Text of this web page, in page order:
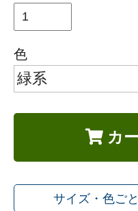
色
カ
サイズ・色ご